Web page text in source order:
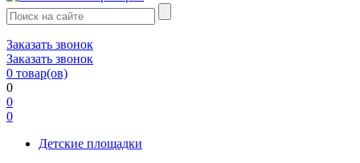
Заказать звонок
Заказать звонок
0 товар(ов)
0
0
0
Детские площадки